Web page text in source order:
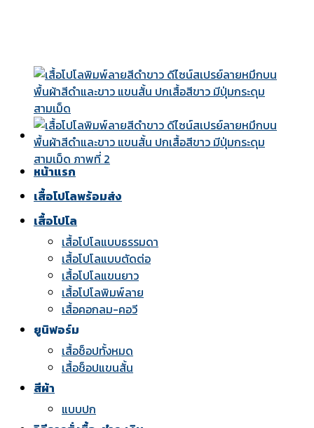
หน้าแรก
เสื้อโปโลพร้อมส่ง
เสื้อโปโล
เสื้อโปโลแบบธรรมดา
เสื้อโปโลแบบตัดต่อ
เสื้อโปโลแขนยาว
เสื้อโปโลพิมพ์ลาย
เสื้อคอกลม-คอวี
ยูนิฟอร์ม
เสื้อช็อปทั้งหมด
เสื้อช็อปแขนสั้น
สีผ้า
แบบปก